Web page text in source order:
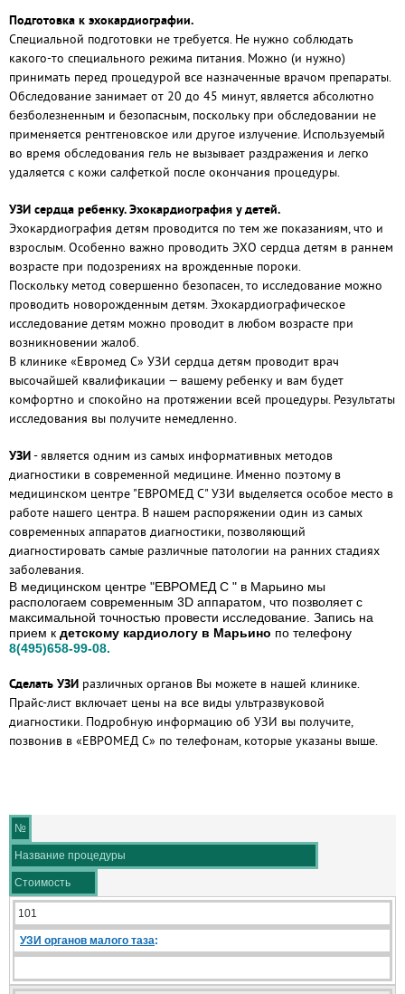
Подготовка к эхокардиографии.
Специальной подготовки не требуется. Не нужно соблюдать
какого-то специального режима питания. Можно (и нужно)
принимать перед процедурой все назначенные врачом препараты.
Обследование занимает от 20 до 45 минут, является абсолютно
безболезненным и безопасным, поскольку при обследовании не
применяется рентгеновское или другое излучение. Используемый
во время обследования гель не вызывает раздражения и легко
удаляется с кожи салфеткой после окончания процедуры.
УЗИ сердца ребенку. Эхокардиография у детей.
Эхокардиография детям проводится по тем же показаниям, что и
взрослым. Особенно важно проводить ЭХО сердца детям в раннем
возрасте при подозрениях на врожденные пороки.
Поскольку метод совершенно безопасен, то исследование можно
проводить новорожденным детям. Эхокардиографическое
исследование детям можно проводит в любом возрасте при
возникновении жалоб.
В клинике «Евромед С» УЗИ сердца детям проводит врач
высочайшей квалификации — вашему ребенку и вам будет
комфортно и спокойно на протяжении всей процедуры. Результаты
исследования вы получите немедленно.
УЗИ- является одним из самых информативных методов
диагностики в современной медицине. Именно поэтому в
медицинском центре "ЕВРОМЕД С" УЗИ выделяется особое место в
работе нашего центра. В нашем распоряжении один из самых
современных аппаратов диагностики, позволяющий
диагностировать самые различные патологии на ранних стадиях
заболевания.
В медицинском центре "ЕВРОМЕД С " в Марьино мы
распологаем современным 3D аппаратом, что позволяет с
максимальной точностью провести исследование. Запись на
прием к детскому кардиологу в Марьино по телефону
8(495)658-99-08.
Сделать УЗИ различных органов Вы можете в нашей клинике.
Прайс-лист включает цены на все виды ультразвуковой
диагностики. Подробную информацию об УЗИ вы получите,
позвонив в «ЕВРОМЕД С» по телефонам, которые указаны выше.
№
Название процедуры
Стоимость
101
УЗИ органов малого таза: